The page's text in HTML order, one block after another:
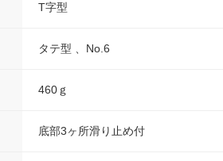
T字型
タテ型 、No.6
460ｇ
底部3ヶ所滑り止め付